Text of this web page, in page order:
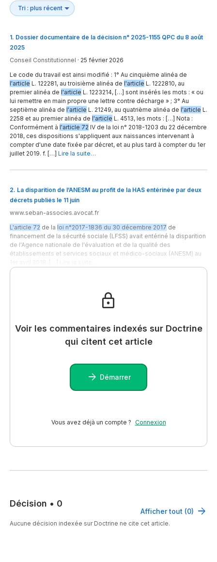
1. Dossier documentaire de la décision n° 2025-1155 QPC du 8 août
2025
Conseil Constitutionnel · 25 février 2026
Le code du travail est ainsi modifié : 1° Au cinquième alinéa de
l'article L. 122281, au troisième alinéa de l'article L. 1222810, au
premier alinéa de l'article L. 1223214, […] sont insérés les mots : « ou
lui remettre en main propre une lettre contre décharge » ; 3° Au
septième alinéa de l'article L. 21249, au quatrième alinéa de l'article L.
2258 et au premier alinéa de l'article L. 4513, les mots : […] Nota :
Conformément à l'article 72 IV de la loi n° 2018-1203 du 22 décembre
2018, ces dispositions s'appliquent aux naissances intervenant à
compter d'une date fixée par décret, et au plus tard à compter du 1er
juillet 2019. f. […] Lire la suite…
2. La disparition de l’ANESM au profit de la HAS entérinée par deux
décrets publiés le 11 juin
www.seban-associes.avocat.fr
L'article 72 de la loi n°2017-1836 du 30 décembre 2017 de
financement de la sécurité sociale (LFSS) avait entériné la disparition
de l'Agence nationale de l'évaluation et de la qualité des
établissements et services sociaux et médico-sociaux (ANESM) au
1er avril 2018. […] Lire la suite…
Voir les commentaires indexés sur Doctrine
qui citent cet article
Démarrer
Vous avez déjà un compte ? Connexion
Décision • 0
Afficher tout (0)
Aucune décision indexée sur Doctrine ne cite cet article.